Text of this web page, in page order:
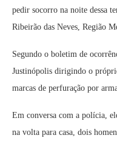
pedir socorro na noite dessa
Ribeirão das Neves, Região
Segundo o boletim de
Justinópolis dirigindo o
marcas de perfuração por
Em conversa com a polícia,
na volta para casa, dois